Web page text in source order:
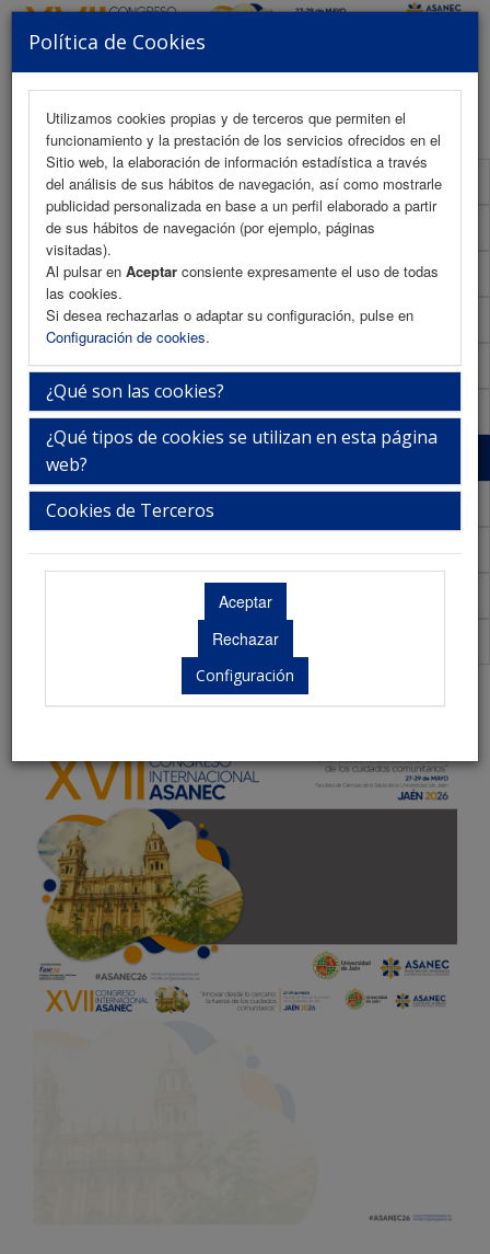
Política de Cookies
Utilizamos cookies propias y de terceros que permiten el
funcionamiento y la prestación de los servicios ofrecidos en el
Sitio web, la elaboración de información estadística a través
del análisis de sus hábitos de navegación, así como mostrarle
publicidad personalizada en base a un perfil elaborado a partir
de sus hábitos de navegación (por ejemplo, páginas
visitadas).
Al pulsar en Aceptar consiente expresamente el uso de todas
las cookies.
Si desea rechazarlas o adaptar su configuración, pulse en
Configuración de cookies.
¿Qué son las cookies?
¿Qué tipos de cookies se utilizan en esta página
web?
Cookies de Terceros
Configuración
MENU
Programa Científico
Programa Científico (PDF)
Cronograma Programa Científico
Normativa comunicaciones
Envío de comunicaciones
Descargar normativa
Plantilla
Talleres
Aula Virtual de Comunicaciones